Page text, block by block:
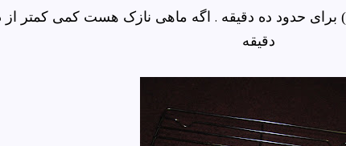
برای حدود ده دقیقه . اگه ماهی نازک هست کمی کمتر از